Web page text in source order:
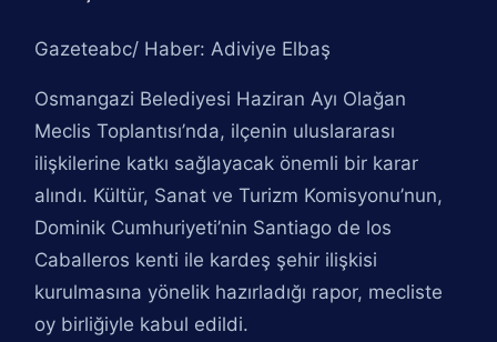
Gazeteabc/ Haber: Adiviye Elbaş
Osmangazi Belediyesi Haziran Ayı Olağan
Meclis Toplantısı’nda, ilçenin uluslararası
ilişkilerine katkı sağlayacak önemli bir karar
alındı. Kültür, Sanat ve Turizm Komisyonu’nun,
Dominik Cumhuriyeti’nin Santiago de los
Caballeros kenti ile kardeş şehir ilişkisi
kurulmasına yönelik hazırladığı rapor, mecliste
oy birliğiyle kabul edildi.